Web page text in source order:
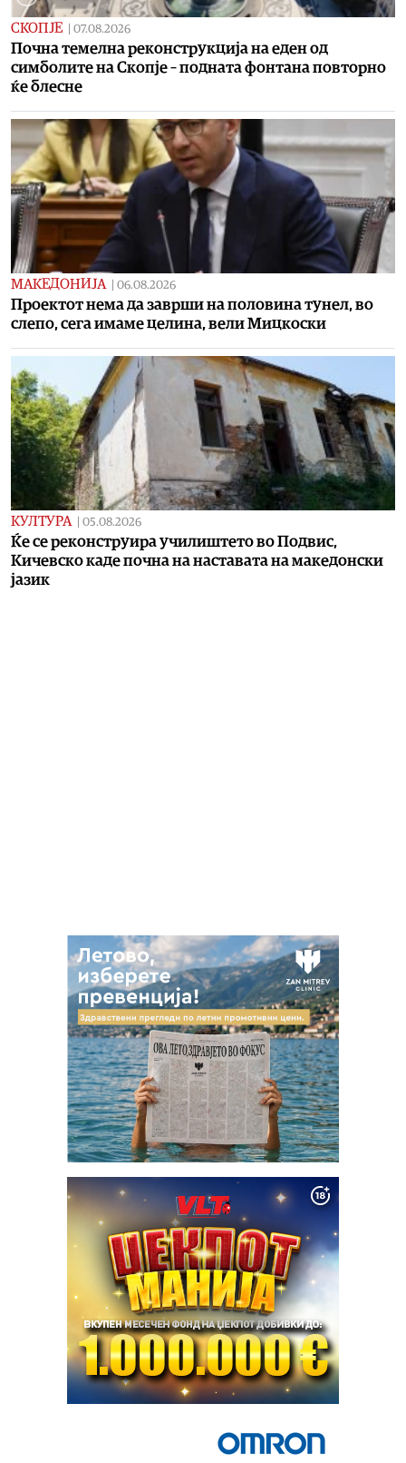
СКОПЈЕ 07.08.2026
Почна темелна реконструкција на еден од
симболите на Скопје – подната фонтана повторно
ќе блесне
МАКЕДОНИЈА 06.08.2026
Проектот нема да заврши на половина тунел, во
слепо, сега имаме целина, вели Мицкоски
КУЛТУРА 05.08.2026
Ќе се реконструира училиштето во Подвис,
Кичевско каде почна на наставата на македонски
јазик